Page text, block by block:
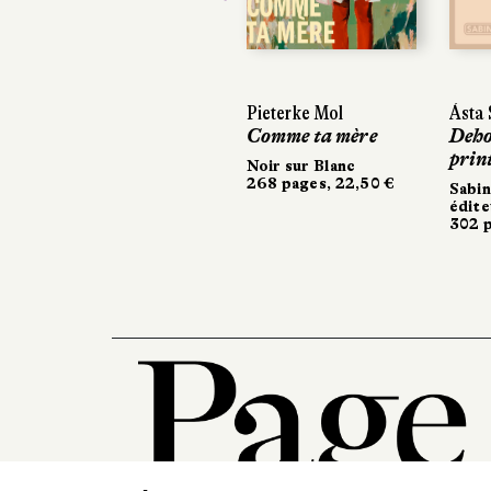
Comme ta mère
268 pages, 22,50 €
Ásta Sigurdardóttir
Dehors, c’est le
printemps
Sabine Wespieser
302 pages, 24 €
Ásta Sigurdardóttir
Dehors, c’est le
printemps
Sabine Wespieser
302 pages, 24 €
Previous